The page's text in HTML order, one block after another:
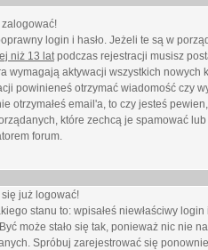
zalogować!
login i hasło. Jeżeli te są w
niż 13 latpodczas rejestracji musisz
wymagają aktywacji wszystkich
powinieneś otrzymać wiadomość czy
otrzymałeś email'a, to czy jesteś
które zechcą je spamować
forum.
już logować!
stanu to: wpisałeś niewłaściwy
może stało się tak, ponieważ nic nie
Spróbuj zarejestrować się